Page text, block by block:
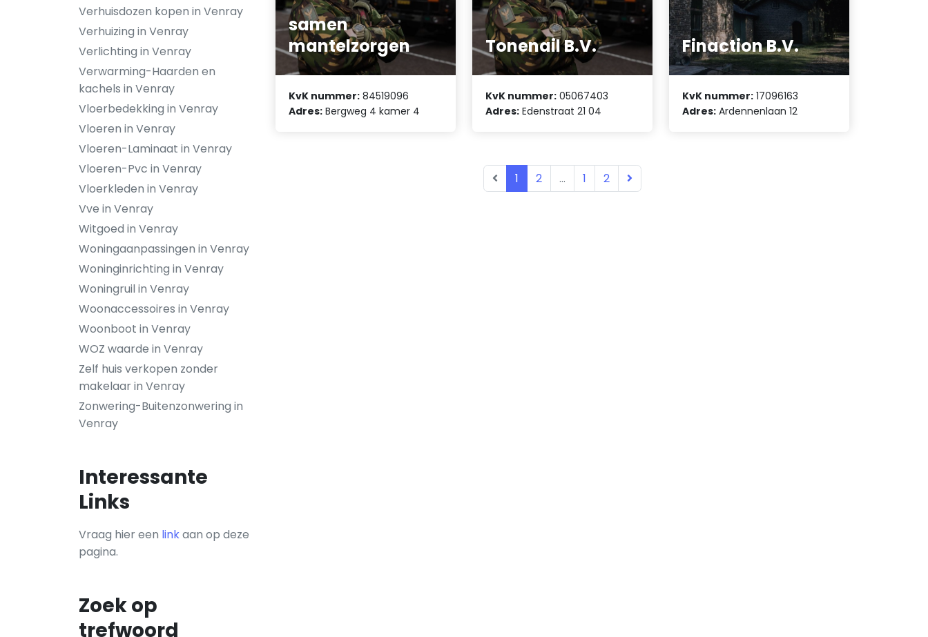
Verhuisdozen kopen in Venray
Verhuizing in Venray
Verlichting in Venray
Verwarming-Haarden en
kachels in Venray
Vloerbedekking in Venray
Vloeren in Venray
Vloeren-Laminaat in Venray
Vloeren-Pvc in Venray
Vloerkleden in Venray
Vve in Venray
Witgoed in Venray
Woningaanpassingen in Venray
Woninginrichting in Venray
Woningruil in Venray
Woonaccessoires in Venray
Woonboot in Venray
WOZ waarde in Venray
Zelf huis verkopen zonder
makelaar in Venray
Zonwering-Buitenzonwering in
Venray
Interessante
Links
Vraag hier een linkaan op deze
pagina.
Zoek op
trefwoord
samen
mantelzorgen
KvK nummer: 84519096
Adres: Bergweg 4 kamer 4
Tonenail B.V.
KvK nummer: 05067403
Adres: Edenstraat 21 04
Finaction B.V.
KvK nummer: 17096163
Adres: Ardennenlaan 12
1 2 ... 1 2